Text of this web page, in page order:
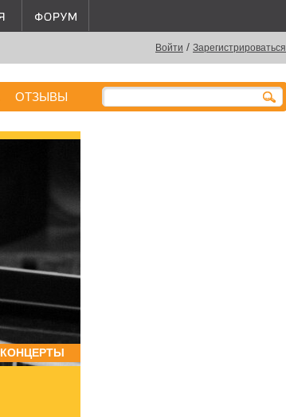
Войти / Зарегистрироваться
ОТЗЫВЫ
КОНЦЕРТЫ